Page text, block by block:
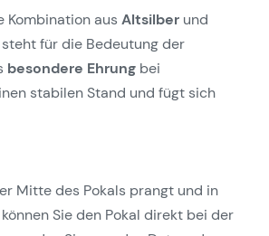
Kombination aus Altsilber und
für die Bedeutung der
besondere Ehrung bei
stabilen Stand und fügt sich
Mitte des Pokals prangt und in
Sie den Pokal direkt bei der